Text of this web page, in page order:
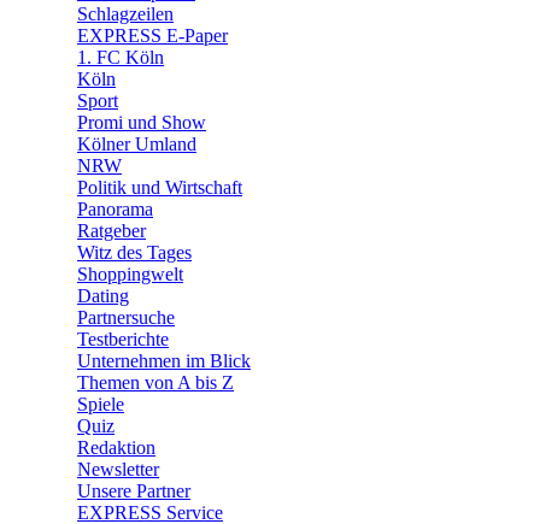
Schlagzeilen
EXPRESS E-Paper
1. FC Köln
Köln
Sport
Promi und Show
Kölner Umland
NRW
Politik und Wirtschaft
Panorama
Ratgeber
Witz des Tages
Shoppingwelt
Dating
Partnersuche
Testberichte
Unternehmen im Blick
Themen von A bis Z
Spiele
Quiz
Redaktion
Newsletter
Unsere Partner
EXPRESS Service